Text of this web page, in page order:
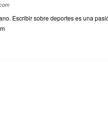
Escribir sobre deportes es una